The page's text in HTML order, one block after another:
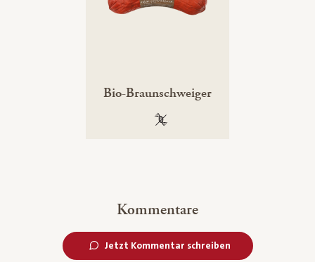
Bio-Braunschweiger
100 % gentechnikfrei
Kommentare
Jetzt Kommentar schreiben